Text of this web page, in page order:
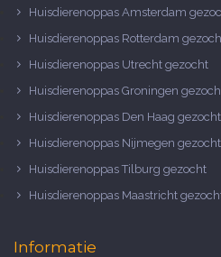
Huisdierenoppas Amsterdam
Huisdierenoppas Rotterdam
Huisdierenoppas Utrecht gezocht
Huisdierenoppas Groningen
Huisdierenoppas Den Haag gezocht
Huisdierenoppas Nijmegen gezocht
Huisdierenoppas Tilburg gezocht
Huisdierenoppas Maastricht
Informatie